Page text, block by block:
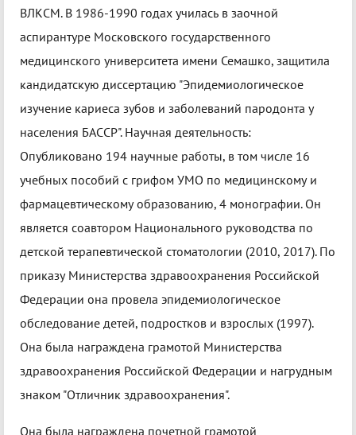
ВЛКСМ. В 1986-1990 годах училась в заочной
аспирантуре Московского государственного
медицинского университета имени Семашко, защитила
кандидатскую диссертацию "Эпидемиологическое
изучение кариеса зубов и заболеваний пародонта у
населения БАССР". Научная деятельность:
Опубликовано 194 научные работы, в том числе 16
учебных пособий с грифом УМО по медицинскому и
фармацевтическому образованию, 4 монографии. Он
является соавтором Национального руководства по
детской терапевтической стоматологии (2010, 2017). По
приказу Министерства здравоохранения Российской
Федерации она провела эпидемиологическое
обследование детей, подростков и взрослых (1997).
Она была награждена грамотой Министерства
здравоохранения Российской Федерации и нагрудным
знаком "Отличник здравоохранения".
Она была награждена почетной грамотой